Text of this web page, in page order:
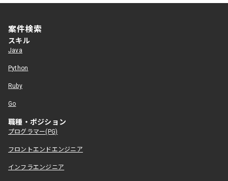
案件検索
スキル
Java
Python
Ruby
Go
職種・ポジション
プログラマー(PG)
フロントエンドエンジニア
インフラエンジニア